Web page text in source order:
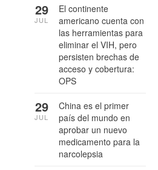
El continente
americano cuenta con
las herramientas para
eliminar el VIH, pero
persisten brechas de
acceso y cobertura:
OPS
29
JUL
China es el primer
país del mundo en
aprobar un nuevo
medicamento para la
narcolepsia
29
JUL